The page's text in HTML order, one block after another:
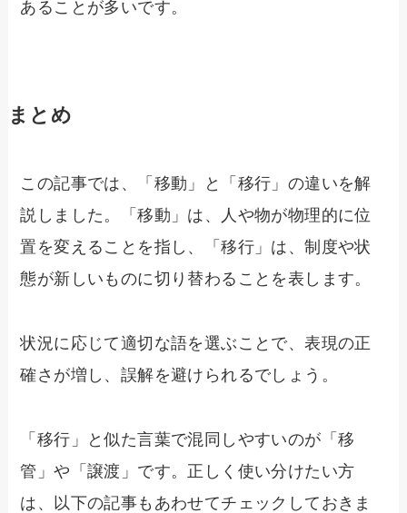
あることが多いです。
まとめ
この記事では、「移動」と「移行」の違いを解
説しました。「移動」は、人や物が物理的に位
置を変えることを指し、「移行」は、制度や状
態が新しいものに切り替わることを表します。
状況に応じて適切な語を選ぶことで、表現の正
確さが増し、誤解を避けられるでしょう。
「移行」と似た言葉で混同しやすいのが「移
管」や「譲渡」です。正しく使い分けたい方
は、以下の記事もあわせてチェックしておきま